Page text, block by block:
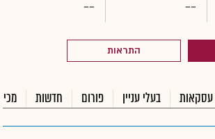
--
--
התראות
עסקאות בעלי עניין פורום חדשות